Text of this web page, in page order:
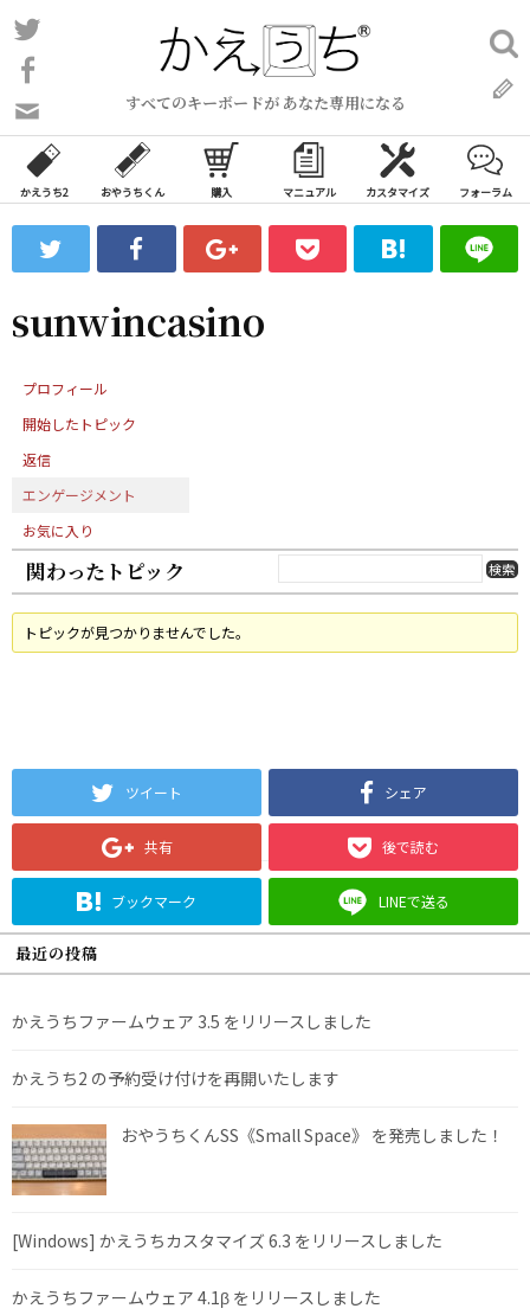
コ
ン
ン
ツ
ス
ッ
すべてのキーボードが あなた専用になる
い
合
わ
フ
ォ
ム
検
索:
かえうち2 おやうちくん 購入 マニュアル カスタマイズ フォーラム
sunwincasino
プロフィール
開始したトピック
返信
エンゲージメント
お気に入り
関わったトピック
トピックが見つかりませんでした。
ツイート シェア
共有 後で読む
ブックマーク LINEで送る
最近の投稿
かえうちファームウェア 3.5 をリリースしました
かえうち2 の予約受け付けを再開いたします
おやうちくんSS《Small Space》 を発売しました！
[Windows] かえうちカスタマイズ 6.3 をリリースしました
かえうちファームウェア 4.1β をリリースしました